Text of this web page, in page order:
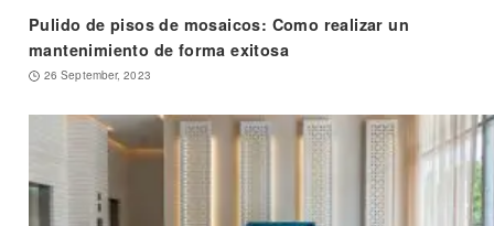
Pulido de pisos de mosaicos: Como realizar un
mantenimiento de forma exitosa
26 September, 2023